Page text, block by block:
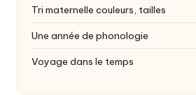
Tri maternelle couleurs, tailles
Une année de phonologie
Voyage dans le temps